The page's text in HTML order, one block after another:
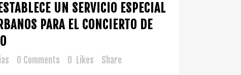
UN SERVICIO ESPECIAL
PARA EL CONCIERTO DE
0 Comments 0 Likes Share